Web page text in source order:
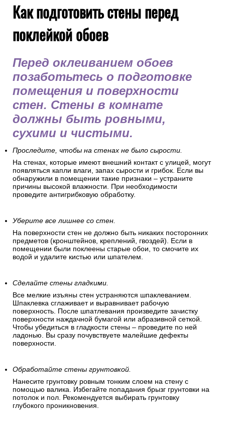
Как подготовить стены перед
поклейкой обоев
Перед оклеиванием обоев
позаботьтесь о подготовке
помещения и поверхности
стен. Стены в комнате
должны быть ровными,
сухими и чистыми.
Проследите, чтобы на стенах не было сырости.
На стенах, которые имеют внешний контакт с улицей, могут
появляться капли влаги, запах сырости и грибок. Если вы
обнаружили в помещении такие признаки – устраните
причины высокой влажности. При необходимости
проведите антигрибковую обработку.
Уберите все лишнее со стен.
На поверхности стен не должно быть никаких посторонних
предметов (кронштейнов, креплений, гвоздей). Если в
помещении были поклеены старые обои, то смочите их
водой и удалите кистью или шпателем.
Сделайте стены гладкими.
Все мелкие изъяны стен устраняются шпаклеванием.
Шпаклевка сглаживает и выравнивает рабочую
поверхность. После шпатлевания произведите зачистку
поверхности наждачной бумагой или абразивной сеткой.
Чтобы убедиться в гладкости стены – проведите по ней
ладонью. Вы сразу почувствуете малейшие дефекты
поверхности.
Обработайте стены грунтовкой.
Нанесите грунтовку ровным тонким слоем на стену с
помощью валика. Избегайте попадания брызг грунтовки на
потолок и пол. Рекомендуется выбирать грунтовку
глубокого проникновения.